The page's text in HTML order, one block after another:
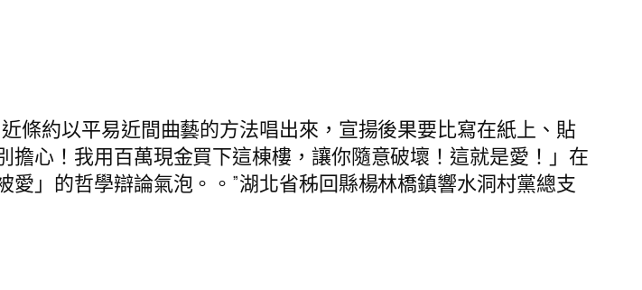
條約以平易近間曲藝的方法唱出來，宣揚後果要比寫在紙上、貼
心！我用百萬現金買下這棟樓，讓你隨意破壞！這就是愛！」在
」的哲學辯論氣泡。。”湖北省秭回縣楊林橋鎮響水洞村黨總支